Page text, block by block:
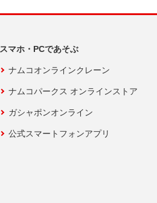
スマホ・PCであそぶ
ナムコオンラインクレーン
ナムコパークス オンラインストア
ガシャポンオンライン
公式スマートフォンアプリ